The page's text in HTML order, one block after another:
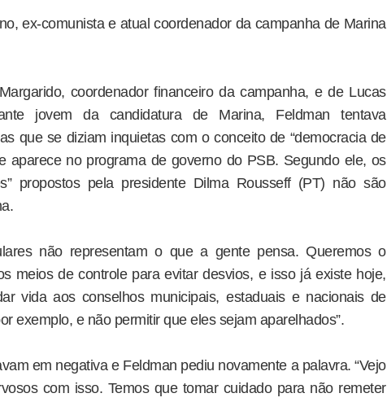
ex-comunista e atual coordenador da campanha de Marina
coordenador financeiro da campanha, e de Lucas
jovem da candidatura de Marina, Feldman tentava
que se diziam inquietas com o conceito de “democracia de
aparece no programa de governo do PSB. Segundo ele, os
propostos pela presidente Dilma Rousseff (PT) não são
não representam o que a gente pensa. Queremos o
meios de controle para evitar desvios, e isso já existe hoje,
vida aos conselhos municipais, estaduais e nacionais de
exemplo, e não permitir que eles sejam aparelhados”.
em negativa e Feldman pediu novamente a palavra. “Vejo
com isso. Temos que tomar cuidado para não remeter